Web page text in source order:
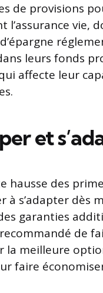
de provisions
l’assurance vie,
leurs fonds
affecte leur
et
hausse des
à s’adapter dès
garanties
de
la meilleure
faire